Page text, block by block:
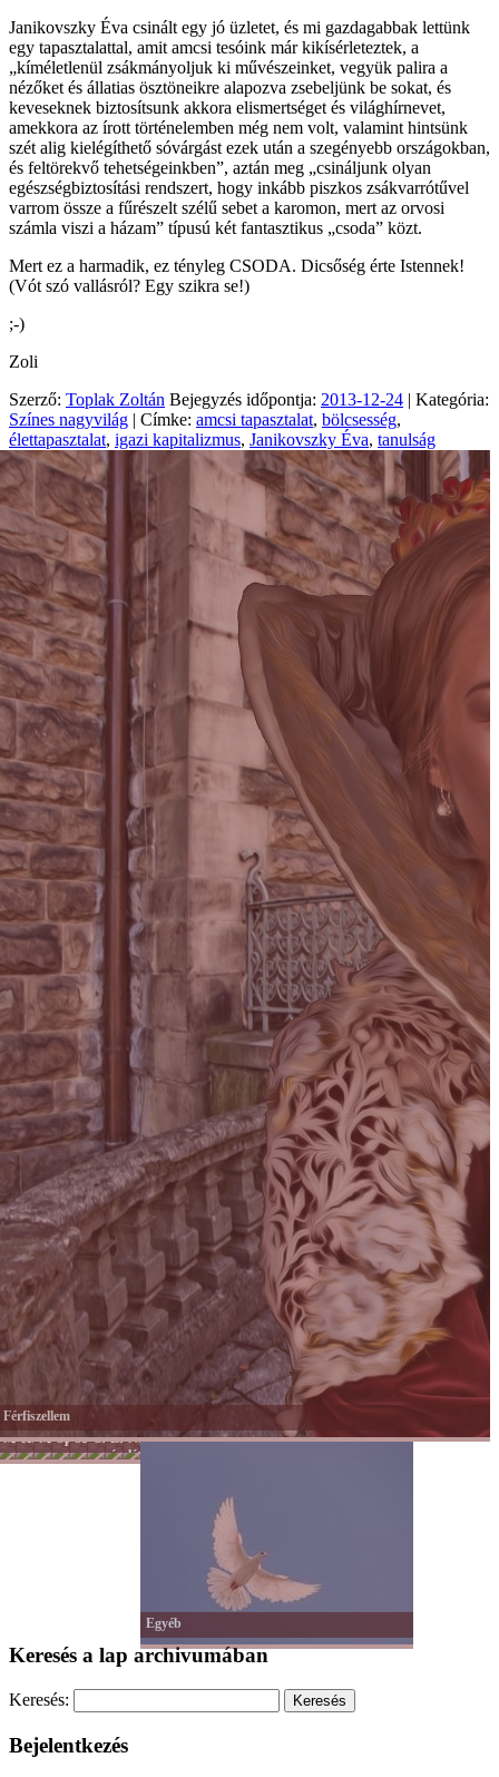
Janikovszky Éva csinált egy jó üzletet, és mi gazdagabbak lettünk
egy tapasztalattal, amit amcsi tesóink már kikísérleteztek, a
„kíméletlenül zsákmányoljuk ki művészeinket, vegyük palira a
nézőket és állatias ösztöneikre alapozva zsebeljünk be sokat, és
keveseknek biztosítsunk akkora elismertséget és világhírnevet,
amekkora az írott történelemben még nem volt, valamint hintsünk
szét alig kielégíthető sóvárgást ezek után a szegényebb országokban,
és feltörekvő tehetségeinkben”, aztán meg „csináljunk olyan
egészségbiztosítási rendszert, hogy inkább piszkos zsákvarrótűvel
varrom össze a fűrészelt szélű sebet a karomon, mert az orvosi
számla viszi a házam” típusú két fantasztikus „csoda” közt.
Mert ez a harmadik, ez tényleg CSODA. Dicsőség érte Istennek!
(Vót szó vallásról? Egy szikra se!)
;-)
Zoli
Szerző: Toplak Zoltán Bejegyzés időpontja: 2013-12-24 | Kategória:
Színes nagyvilág | Címke: amcsi tapasztalat, bölcsesség,
élettapasztalat, igazi kapitalizmus, Janikovszky Éva, tanulság
Férfiszellem
Mai
család
HobbiMunka
Sport
-
Színes
nagyvilág
Önkéntesség
Lélek
és
Női
lét
Egyéb
Keresés a lap archivumában
Keresés:
Bejelentkezés